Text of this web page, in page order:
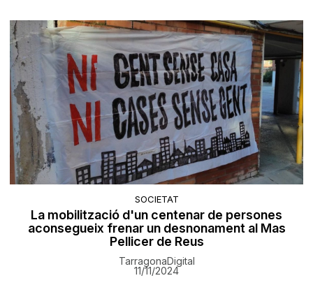
SOCIETAT
La mobilització d'un centenar de persones
aconsegueix frenar un desnonament al Mas
Pellicer de Reus
TarragonaDigital
11/11/2024